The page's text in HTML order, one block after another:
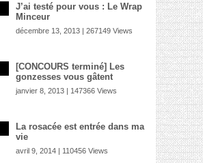
J’ai testé pour vous : Le Wrap
Minceur
décembre 13, 2013 | 267149 Views
[CONCOURS terminé] Les
gonzesses vous gâtent
janvier 8, 2013 | 147366 Views
La rosacée est entrée dans ma
vie
avril 9, 2014 | 110456 Views